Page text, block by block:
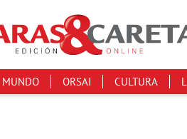
MUNDO ORSAI CULTURA